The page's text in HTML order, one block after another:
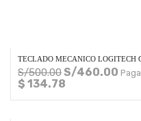
TECLADO MECANICO LOGITECH
S/500.00S/460.00
$ 134.78